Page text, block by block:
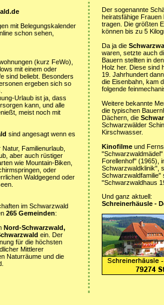
mit Belegungskalender
schon sehen,
(kurz FeWo),
mit einem oder
sind beliebt. Besonders
ergeben sich so
Urlaub ist ja, dass
kann, und alle
meist noch mit
sind angesagt wenn es
Familienurlaub,
aber auch rüstiger
wie Mountain-Biken,
oder
Waldgegend oder
im Schwarzwald
265 Gemeinden:
Nord-Schwarzwald,
ein. Der
für die höchsten
Mittlerer
Naturräume und die
Der sogenannte
heiratsfähige
tragen. Die größten
können bis zu 5
Da ja die
waren, setzte auch
Bauern stellten in
Holz her. Diese sind
19. Jahrhundert
die Eisenbahn, kam
folgende
Weitere bekannte
die typischen
Dächern, die
Schwarzwälder
Kirschwasser.
Kinofilme und
Forellenhof" (1965),
Schwarzwaldklinik",
Schwarzwaldfamilie"
"Schwarzwaldhaus
Und ganz aktuell:
Schreinerhäusle -